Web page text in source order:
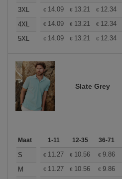
3XL
€ 14.09 € 13.21 € 12.34
4XL
€ 14.09 € 13.21 € 12.34
5XL
€ 14.09 € 13.21 € 12.34
Slate Grey
Maat 1-11 12-35 36-71
S € 11.27 € 10.56 € 9.86
M
€ 11.27 € 10.56 € 9.86